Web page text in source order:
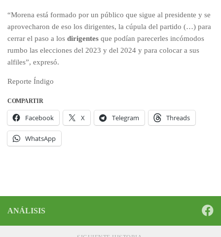
“Morena está formado por un público que sigue al presidente y se
aprovecharon de eso los dirigentes, la cúpula del partido (…) para
cerrar el paso a los dirigentes que podían parecerles incómodos
rumbo las elecciones del 2023 y del 2024 y para colocar a sus
alfiles”, expresó.
Reporte Índigo
COMPARTIR
Facebook X Telegram Threads
WhatsApp
ANÁLISIS